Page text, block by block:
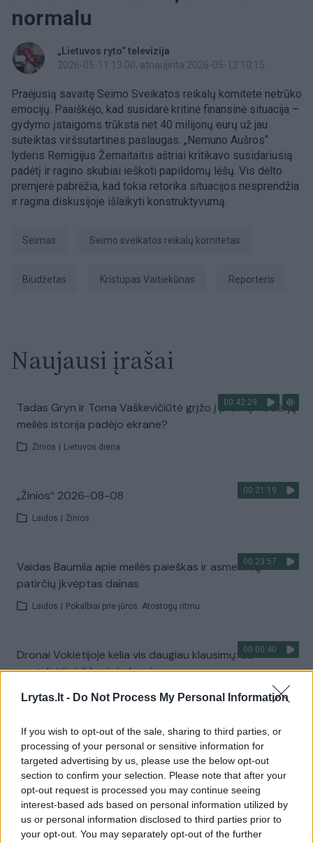
Lrytas.lt - Do Not Process My Personal Information
If you wish to opt-out of the sale, sharing to third parties, or
processing of your personal or sensitive information for
targeted advertising by us, please use the below opt-out
section to confirm your selection. Please note that after your
opt-out request is processed you may continue seeing
interest-based ads based on personal information utilized by
us or personal information disclosed to third parties prior to
your opt-out. You may separately opt-out of the further
normalu
„Lietuvos ryto“ televizija
2026-05-11 13:00, atnaujinta 2026-05-12 10:15
Praėjusią savaitę Seimo Sveikatos reikalų komitete netrūko
emocijų. Paaiškėjo, kad susidarė kritinė finansinė situacija –
gydymo įstaigoms trūksta net 40 milijonų eurų už jau
suteiktas viršsutartines paslaugas. „Nemuno Aušros“
lyderis Remigijus Žemaitaitis aštriai kritikavo susidariusią
padėtį ir ragino skubiai ieškoti papildomų lėšų. Vis dėlto
premjerė pabrėžia, kad tokia retorika situacijos nesprendžia
ir ragina diskusijoje išlaikyti konstruktyvumą.
Seimas Seimo sveikatos reikalų komitetas
biudžetas Kristupas Vaitiekūnas Reporteris
Naujausi įrašai
00:42:29
Tadas Gryn ir Toma Vaškevičiūtė grįžo į praeitį: kodėl jų
meilės istorija padėjo ekrane?
Žinios Lietuvos diena
00:21:19
„Žinios“ 2026-08-08
Laidos Žinios
00:23:57
Vaidas Baumila apie meilės paieškas ir asmeninių
patirčių įkvėptas dainas
Laidos Pokalbiai prie jūros. Atostogų ritmu
00:00:40
Dronai Vokietijoje kelia vis daugiau klausimų: du
pastebėti virš karinės bazės
Žinios | Pasaulis
Visi įrašai
Žiūrimiausi įrašai